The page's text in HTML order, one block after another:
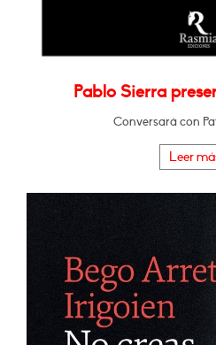
Pablo Sierra
Conversará con
Leer